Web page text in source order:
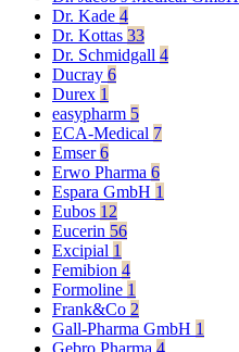
Dr. Kade 4
Dr. Kottas 33
Dr. Schmidgall 4
Ducray 6
Durex 1
easypharm 5
ECA-Medical 7
Emser6
Erwo Pharma 6
Espara GmbH 1
Eubos 12
Eucerin 56
Excipial 1
Femibion 4
Formoline 1
Frank&Co 2
Gall-Pharma GmbH 1